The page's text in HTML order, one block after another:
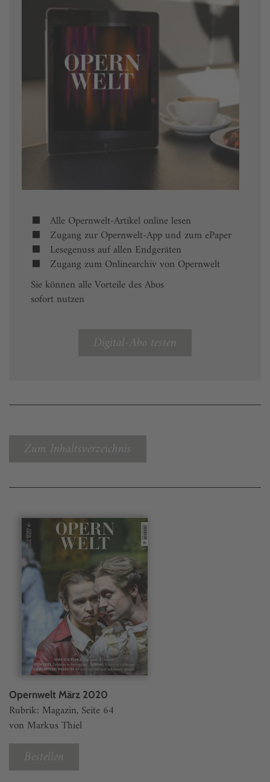
Alle Opernwelt-Artikel online lesen
Zugang zur Opernwelt-App und zum ePaper
Lesegenuss auf allen Endgeräten
Zugang zum Onlinearchiv von Opernwelt
Sie können alle Vorteile des Abos
sofort nutzen
Digital-Abo testen
Zum Inhaltsverzeichnis
Opernwelt März 2020
Rubrik: Magazin, Seite 64
von Markus Thiel
Bestellen